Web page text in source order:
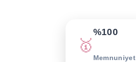
🥇
%100
Memnuniyet